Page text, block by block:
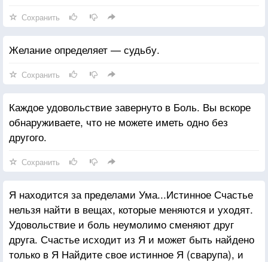
исключительно цеплянием или сопротивлением,
это признак нашего нежелания двигаться вперед,
следовать течению жизни.
Сохранить
Желание определяет — судьбу.
Сохранить
Каждое удовольствие завернуто в Боль. Вы вскоре
обнаруживаете, что не можете иметь одно без
другого.
Сохранить
Я находится за пределами Ума...Истинное Счастье
нельзя найти в вещах, которые меняются и уходят.
Удовольствие и боль неумолимо сменяют друг
друга. Счастье исходит из Я и может быть найдено
только в Я Найдите свое истинное Я (сварупа), и